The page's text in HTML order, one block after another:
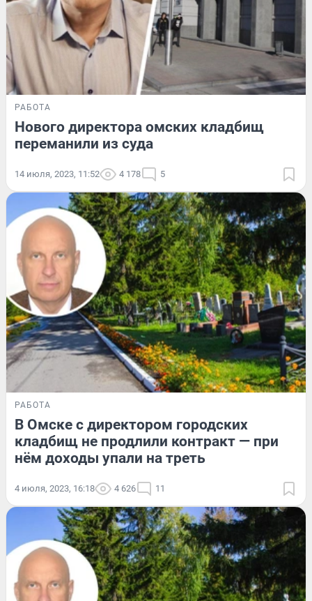
РАБОТА
Нового директора омских кладбищ
переманили из суда
14 июля, 2023, 11:52 4 178 5
РАБОТА
В Омске с директором городских
кладбищ не продлили контракт — при
нём доходы упали на треть
4 июля, 2023, 16:18 4 626 11